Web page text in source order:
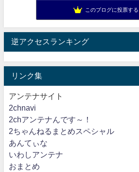
このブログに投票する
逆アクセスランキング
リンク集
アンテナサイト
2chnavi
2chアンテナんです～！
2ちゃんねるまとめスペシャル
あんてぃな
いわしアンテナ
おまとめ